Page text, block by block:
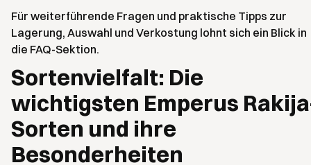
Für weiterführende Fragen und praktische Tipps zur
Lagerung, Auswahl und Verkostung lohnt sich ein Blick in
die FAQ-Sektion.
Sortenvielfalt: Die
wichtigsten Emperus
Sorten und ihre
Besonderheiten